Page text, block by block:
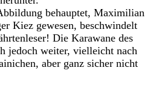
behauptet, Maximilian
Kiez gewesen, beschwindelt
Die Karawane des
jedoch weiter, vielleicht nach
aber ganz sicher nicht